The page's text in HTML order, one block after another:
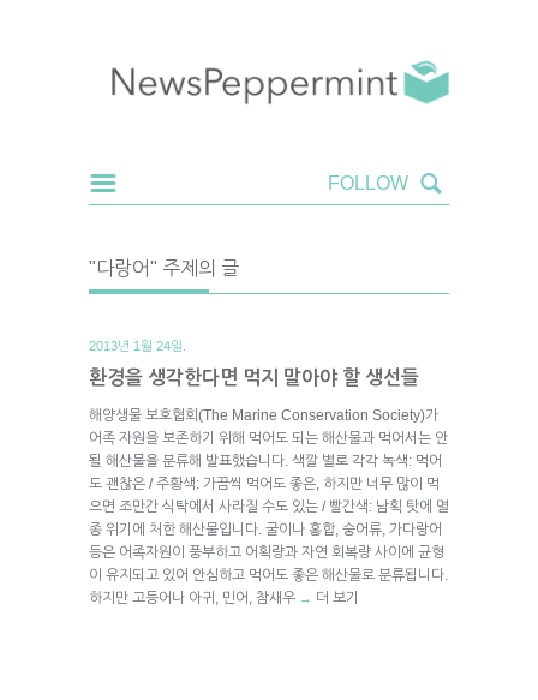
"다랑어" 주제의 글
2013년 1월 24일.
환경을 생각한다면 먹지 말아야 할 생선들
해양생물 보호협회(The Marine Conservation Society)가
어족 자원을 보존하기 위해 먹어도 되는 해산물과 먹어서는 안
될 해산물을 분류해 발표했습니다. 색깔 별로 각각 녹색: 먹어
도 괜찮은 / 주황색: 가끔씩 먹어도 좋은, 하지만 너무 많이 먹
으면 조만간 식탁에서 사라질 수도 있는 / 빨간색: 남획 탓에 멸
종 위기에 처한 해산물입니다. 굴이나 홍합, 숭어류, 가다랑어
등은 어족자원이 풍부하고 어획량과 자연 회복량 사이에 균형
이 유지되고 있어 안심하고 먹어도 좋은 해산물로 분류됩니다.
하지만 고등어나 아귀, 민어, 참새우 → 더 보기